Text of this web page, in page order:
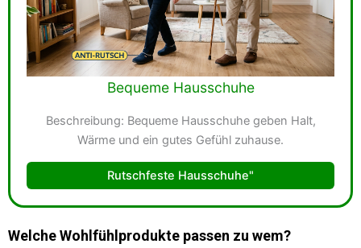
Bequeme Hausschuhe
Beschreibung: Bequeme Hausschuhe geben Halt,
Wärme und ein gutes Gefühl zuhause.
Rutschfeste Hausschuhe"
Welche Wohlfühlprodukte passen zu wem?